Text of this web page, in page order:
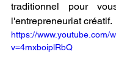
traditionnel pour
l'entrepreneuriat créatif.
https://www.youtube.com/
v=4mxboiplRbQ